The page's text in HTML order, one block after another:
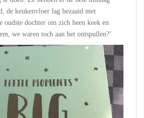
de keukenvloer lag bezaaid met
oudste dochter om zich heen keek en
we waren toch aan het ontspullen?’